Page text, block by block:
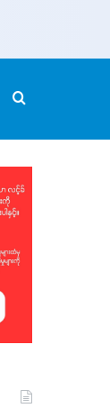
SidebarSearch for